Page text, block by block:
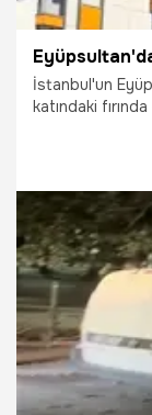
İstanbul'un
katındaki fırında
28.07.2026